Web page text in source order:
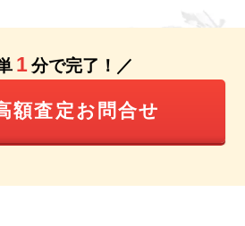
1 分で完了！／
額査定お問合せ